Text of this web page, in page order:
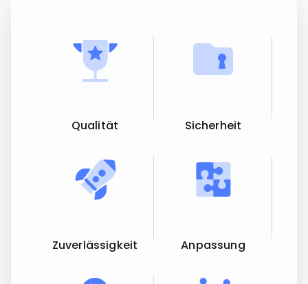
Qualität Sicherheit
Zuverlässigkeit Anpassung